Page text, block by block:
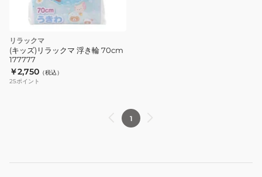
リラックマ
(キッズ)リラックマ 浮き輪 70cm
177777
￥2,750 （税込）
25ポイント
1